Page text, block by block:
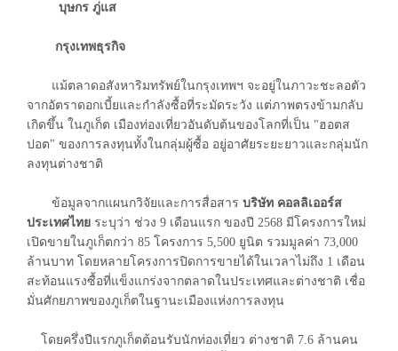
บุษกร ภู่แส
กรุงเทพธุรกิจ
แม้ตลาดอสังหาริมทรัพย์ในกรุงเทพฯ จะอยู่ในภาวะชะลอตัว
จากอัตราดอกเบี้ยและกำลังซื้อที่ระมัดระวัง แต่ภาพตรงข้ามกลับ
เกิดขึ้น ในภูเก็ต เมืองท่องเที่ยวอันดับต้นของโลกที่เป็น "ฮอตส
ปอต" ของการลงทุนทั้งในกลุ่มผู้ซื้อ อยู่อาศัยระยะยาวและกลุ่มนัก
ลงทุนต่างชาติ
ข้อมูลจากแผนกวิจัยและการสื่อสาร บริษัท คอลลิเออร์ส
ประเทศไทย ระบุว่า ช่วง 9 เดือนแรก ของปี 2568 มีโครงการใหม่
เปิดขายในภูเก็ตกว่า 85 โครงการ 5,500 ยูนิต รวมมูลค่า 73,000
ล้านบาท โดยหลายโครงการปิดการขายได้ในเวลาไม่ถึง 1 เดือน
สะท้อนแรงซื้อที่แข็งแกร่งจากตลาดในประเทศและต่างชาติ เชื่อ
มั่นศักยภาพของภูเก็ตในฐานะเมืองแห่งการลงทุน
โดยครึ่งปีแรกภูเก็ตต้อนรับนักท่องเที่ยว ต่างชาติ 7.6 ล้านคน